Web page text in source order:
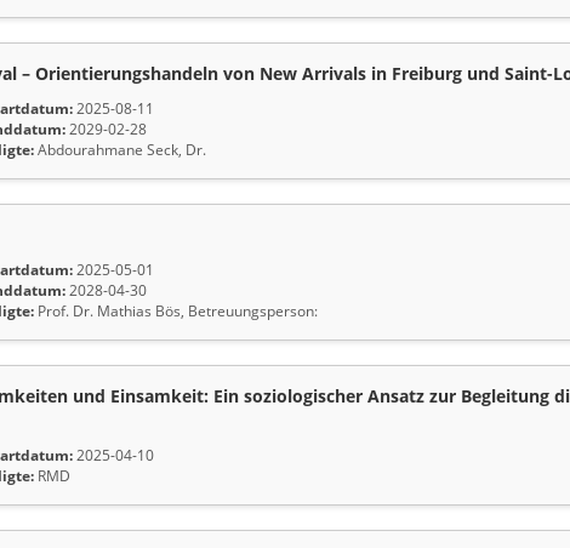
– Orientierungshandeln von New Arrivals in Freiburg und Saint-
2025-08-11
2029-02-28
Abdourahmane Seck, Dr.
2025-05-01
2028-04-30
Prof. Dr. Mathias Bös, Betreuungsperson:
und Einsamkeit: Ein soziologischer Ansatz zur Begleitung
2025-04-10
RMD